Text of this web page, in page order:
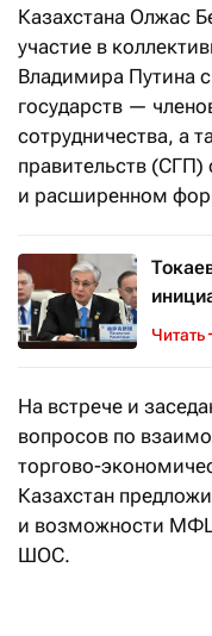
Казахстана Олжас
участие в
Владимира Путина
государств —
сотрудничества, а
правительств
и расширенном
Читать
На встрече и
вопросов по
торгово-
Казахстан
и возможности
ШОС.